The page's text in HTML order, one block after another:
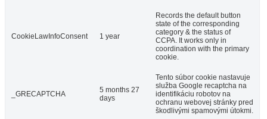
CookieLawInfoConsent 1 year
Records the default button
state of the corresponding
category & the status of
CCPA. It works only in
coordination with the primary
cookie.
_GRECAPTCHA
5 months 27
days
Tento súbor cookie nastavuje
služba Google recaptcha na
identifikáciu robotov na
ochranu webovej stránky pred
škodlivými spamovými útokmi.